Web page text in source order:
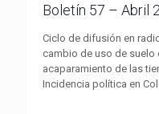
Boletín 57 – Abril
Ciclo de difusión en
cambio de uso de suelo
acaparamiento de las
Incidencia política en